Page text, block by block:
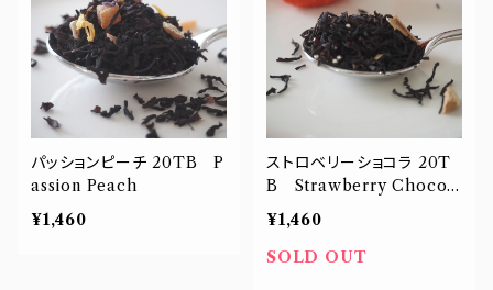
パッションピーチ 20TB P
assion Peach
¥1,460
ストロベリーショコラ 20T
B Strawberry Chocol
at
¥1,460
SOLD OUT